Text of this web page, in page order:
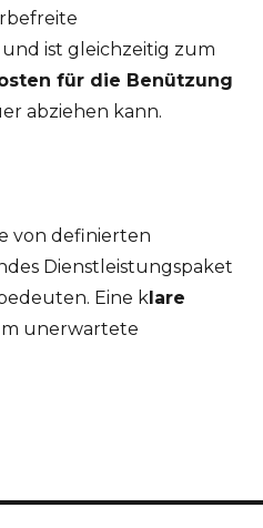
ist gleichzeitig zum
für die Benützung
abziehen kann.
von definierten
Dienstleistungspaket
Eine klare
unerwartete